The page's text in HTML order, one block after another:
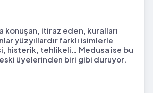
konuşan, itiraz eden, kuralları
yüzyıllardır farklı isimlerle
histerik, tehlikeli… Medusa ise bu
üyelerinden biri gibi duruyor.